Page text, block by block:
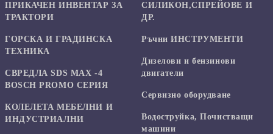
ПРИКАЧЕН ИНВЕНТАР ЗА
ТРАКТОРИ
ГОРСКА И ГРАДИНСКА
ТЕХНИКА
СВРЕДЛА SDS MAX -4
BOSCH PROMO СЕРИЯ
КОЛЕЛЕТА МЕБЕЛНИ И
ИНДУСТРИАЛНИ
СИЛИКОН,СПРЕЙОВЕ И
ДР.
Ръчни ИНСТРУМЕНТИ
Дизелови и бензинови
двигатели
Сервизно оборудване
Водоструйка, Почистващи
машини